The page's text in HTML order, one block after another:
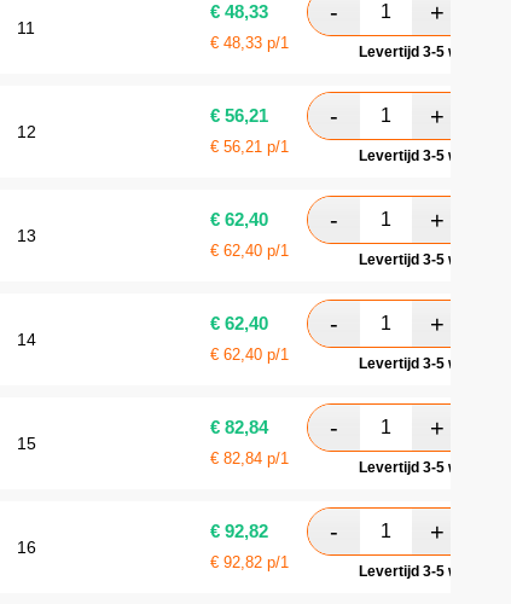
11
€ 48,33
€ 48,33 p/1 Levertijd 3-5
12
€ 56,21
€ 56,21 p/1 Levertijd 3-5
13
€ 62,40
€ 62,40 p/1 Levertijd 3-5
14
€ 62,40
€ 62,40 p/1 Levertijd 3-5
15
€ 82,84
€ 82,84 p/1 Levertijd 3-5
16
€ 92,82
€ 92,82 p/1 Levertijd 3-5